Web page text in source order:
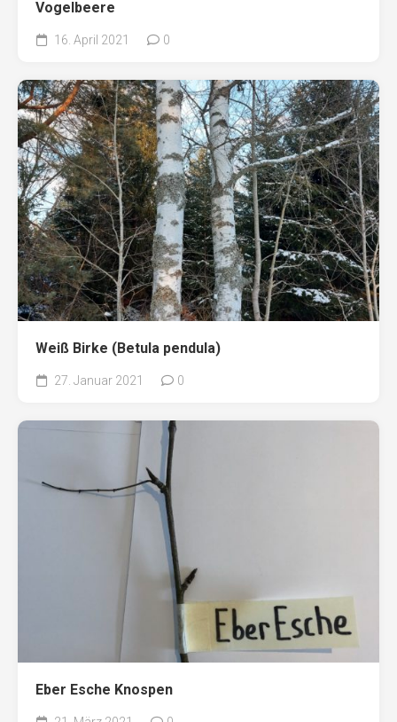
Vogelbeere
16. April 2021 0
Weiß Birke (Betula pendula)
27. Januar 2021 0
Eber Esche Knospen